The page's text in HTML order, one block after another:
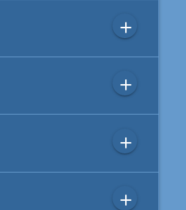
add
add
add
add